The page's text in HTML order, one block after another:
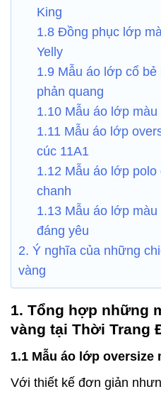
King
1.8 Đồng phục lớp
Yelly
1.9 Mẫu áo lớp cổ
phản quang
1.10 Mẫu áo lớp
1.11 Mẫu áo lớp
cúc 11A1
1.12 Mẫu áo lớp polo
chanh
1.13 Mẫu áo lớp
đáng yêu
2. Ý nghĩa của những
vàng
1. Tổng hợp những
vàng tại Thời Trang
1.1 Mẫu áo lớp oversize
Với thiết kế đơn giản